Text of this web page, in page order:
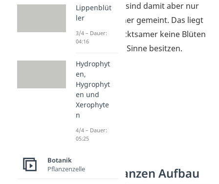
verwendet. Oft sind damit aber nur
die Bedecktsamer gemeint. Das liegt
daran, dass Nacktsamer keine Blüten
im eigentlichen Sinne besitzen.
Samenpflanzen Aufbau
Lippenblüt
ler
3/4 – Dauer:
04:16
Hydrophyt
en,
Hygrophyt
en und
Xerophyte
n
4/4 – Dauer:
05:25
Botanik
Pflanzenzelle